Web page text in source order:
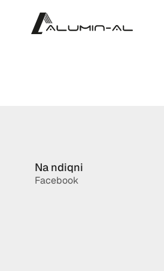
Na ndiqni
Facebook